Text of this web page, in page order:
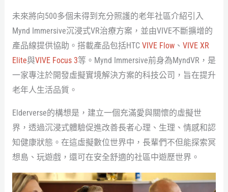
未來將向500多個未得到充分照護的老年社區介紹引入
Mynd Immersive沉浸式VR治療方案，並由VIVE不斷擴增的
產品線提供協助。搭載產品包括HTC VIVE Flow、 VIVE XR
Elite與VIVE Focus 3等。Mynd Immersive前身為MyndVR，是
一家專注於開發虛擬實境解決方案的科技公司，旨在提升
老年人生活品質。
Elderverse的構想是，建立一個充滿愛與關懷的虛擬世
界，透過沉浸式體驗促進改善長者心理、生理、情感和認
知健康狀態。在這虛擬數位世界中，長輩們不但能探索冥
想島、玩遊戲，還可在安全舒適的社區中遊歷世界。